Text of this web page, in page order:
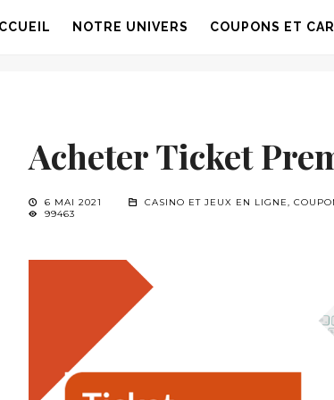
NOTRE UNIVERS COUPONS ET
Acheter Ticket
6 MAI 2021 CASINO ET JEUX EN LIGNE,
99463